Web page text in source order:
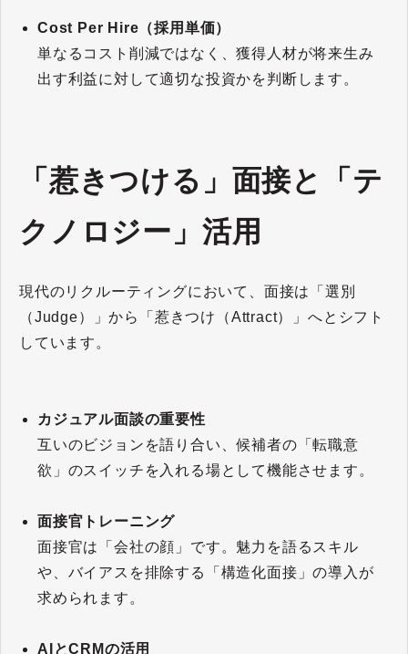
Cost Per Hire（採用単価）
単なるコスト削減ではなく、獲得人材が将来生み
出す利益に対して適切な投資かを判断します。
「惹きつける」面接と「テ
クノロジー」活用
現代のリクルーティングにおいて、面接は「選別
（Judge）」から「惹きつけ（Attract）」へとシフト
しています。
カジュアル面談の重要性
互いのビジョンを語り合い、候補者の「転職意
欲」のスイッチを入れる場として機能させます。
面接官トレーニング
面接官は「会社の顔」です。魅力を語るスキル
や、バイアスを排除する「構造化面接」の導入が
求められます。
AIとCRMの活用